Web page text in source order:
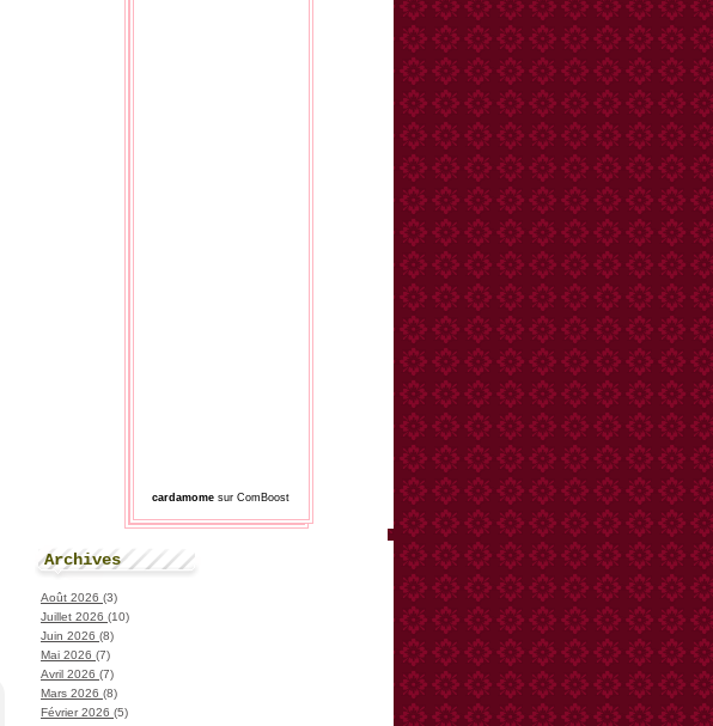
cardamome sur ComBoost
Archives
Août 2026 (3)
Juillet 2026 (10)
Juin 2026 (8)
Mai 2026 (7)
Avril 2026 (7)
Mars 2026 (8)
Février 2026 (5)